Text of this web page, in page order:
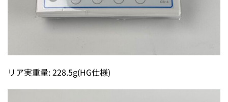
リア実重量: 228.5g(HG仕様)